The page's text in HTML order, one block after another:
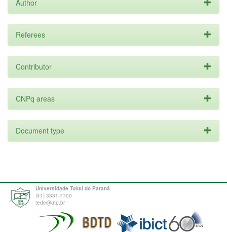
Author
Referees
Contributor
CNPq areas
Document type
Universidade Tuiuti do Paraná
(41) 3331-7700
tede@utp.br